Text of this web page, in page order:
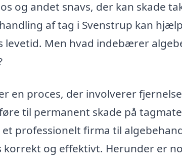
og andet snavs, der kan skade
af tag i Svenstrup kan
Men hvad indebærer
en proces, der involverer
til permanent skade på
professionelt firma til
og effektivt. Herunder er